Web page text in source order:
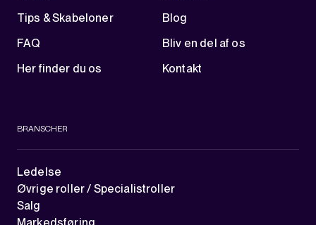
Tips & Skabeloner
Blog
FAQ
Bliv en del af os
Her finder du os
Kontakt
BRANSCHER
Ledelse
Øvrige roller / Specialistroller
Salg
Markedsføring